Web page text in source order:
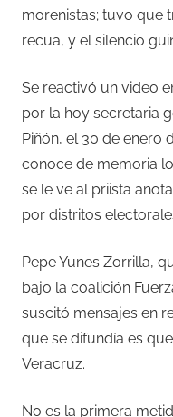
morenistas; tuvo que
recua, y el silencio
Se reactivó un video
por la hoy secretaria
Piñón, el 30 de enero
conoce de memoria
se le ve al priista
por distritos
Pepe Yunes Zorrilla,
bajo la coalición
suscitó mensajes en
que se difundía es
Veracruz.
No es la primera